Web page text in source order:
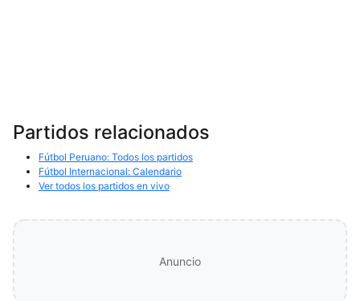
Partidos relacionados
Fútbol Peruano: Todos los partidos
Fútbol Internacional: Calendario
Ver todos los partidos en vivo
Anuncio